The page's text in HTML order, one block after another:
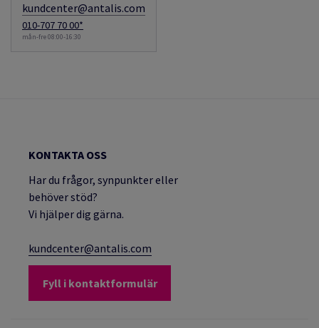
kundcenter@antalis.com
010-707 70 00*
mån-fre 08:00-16:30
KONTAKTA OSS
Har du frågor, synpunkter eller
behöver stöd?
Vi hjälper dig gärna.
kundcenter@antalis.com
Fyll i kontaktformulär